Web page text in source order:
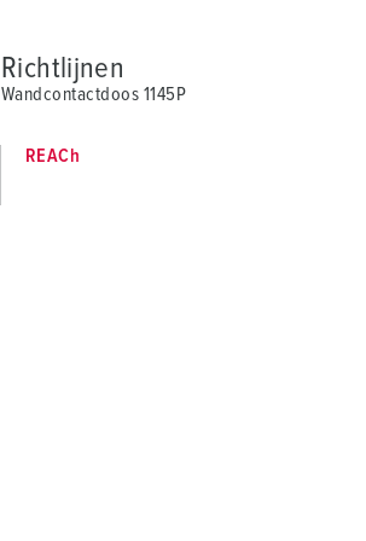
Richtlijnen
Wandcontactdoos 1145P
REACh